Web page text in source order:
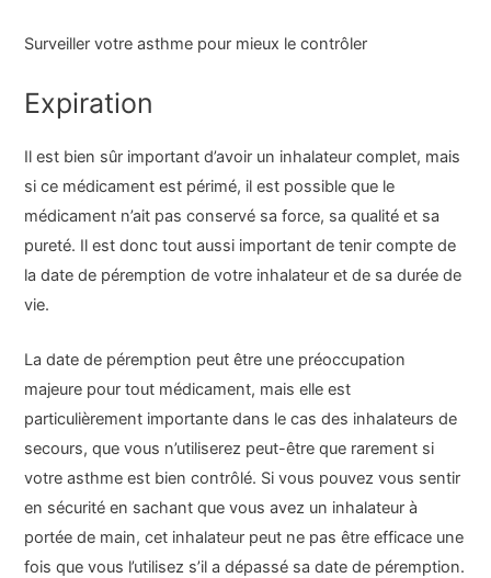
Surveiller votre asthme pour mieux le contrôler
Expiration
Il est bien sûr important d’avoir un inhalateur complet, mais
si ce médicament est périmé, il est possible que le
médicament n’ait pas conservé sa force, sa qualité et sa
pureté. Il est donc tout aussi important de tenir compte de
la date de péremption de votre inhalateur et de sa durée de
vie.
La date de péremption peut être une préoccupation
majeure pour tout médicament, mais elle est
particulièrement importante dans le cas des inhalateurs de
secours, que vous n’utiliserez peut-être que rarement si
votre asthme est bien contrôlé. Si vous pouvez vous sentir
en sécurité en sachant que vous avez un inhalateur à
portée de main, cet inhalateur peut ne pas être efficace une
fois que vous l’utilisez s’il a dépassé sa date de péremption.